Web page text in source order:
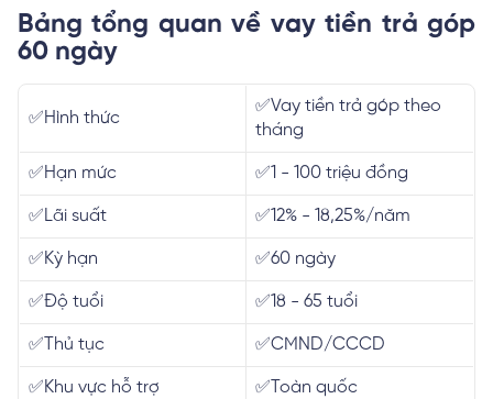
Bảng tổng quan về vay tiền trả góp
60 ngày
✅Hình thức
✅Vay tiền trả góp theo
tháng
✅Hạn mức ✅1 - 100 triệu đồng
✅Lãi suất ✅12% - 18,25%/năm
✅Kỳ hạn ✅60 ngày
✅Độ tuổi ✅18 - 65 tuổi
✅Thủ tục ✅CMND/CCCD
✅Khu vực hỗ trợ ✅Toàn quốc